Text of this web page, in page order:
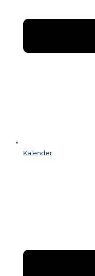
Kalender